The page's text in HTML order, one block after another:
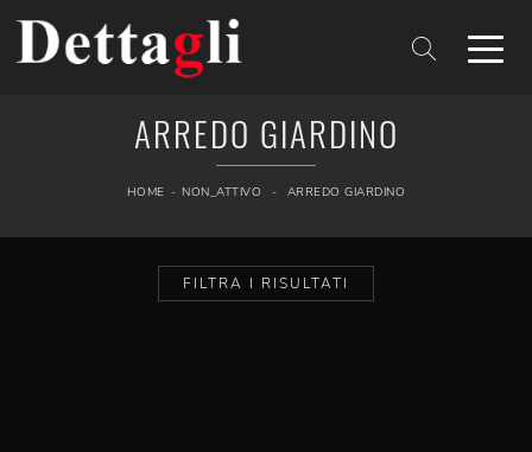
ARREDO GIARDINO
HOME - NON_ATTIVO - ARREDO GIARDINO
FILTRA I RISULTATI